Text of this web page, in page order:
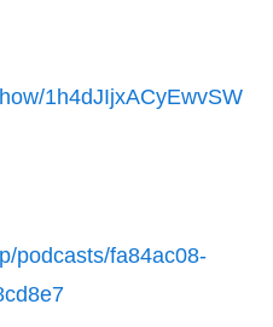
1h4dJIjxACyEwvSW
podcasts/fa84ac08-